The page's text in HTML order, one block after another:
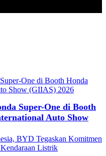
Super-One di Booth
Auto Show